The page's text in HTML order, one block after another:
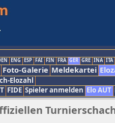
ENG ESP FAI FIN FRA GER GRE INA ITA
Foto-Galerie Meldekartei
Elozahl
FIDE Spieler anmelden Elo AUT